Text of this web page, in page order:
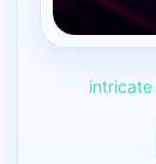
intricate